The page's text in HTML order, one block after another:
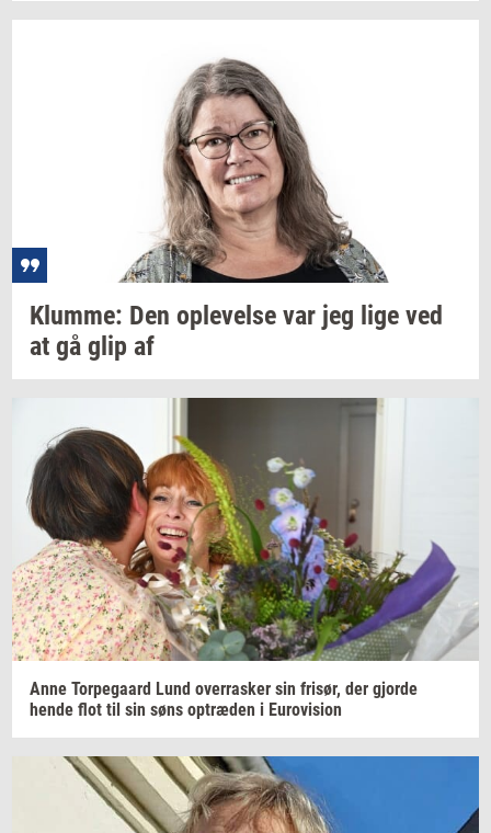
Klum­me: Den op­le­vel­se var jeg lige ved
at gå glip af
Anne Tor­pe­gaard Lund over­ra­sker sin fri­sør, der gjor­de
hende flot til sin søns op­træ­den i Eu­ro­vi­sion